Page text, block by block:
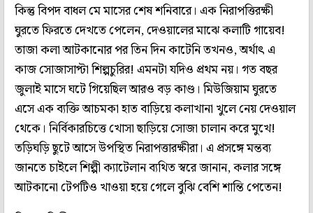
কিন্তু বিপদ বাধল মে মাসের শেষ শনিবারে। এক নিরাপত্তিরক্ষী
ঘুরতে ফিরতে দেখতে পেলেন, দেওয়ালের মাঝে কলাটি গায়েব!
তাজা কলা আটকানোর পর তিন দিন কাটেনি তখনও, অর্থাৎ এ
কাজ সোজাসাপ্টা শিল্পচুরির! এমনটা যদিও প্রথম নয়। গত বছর
জুলাই মাসে ঘটে গিয়েছিল আরও বড় কাণ্ড। মিউজিয়াম ঘুরতে
এসে এক ব্যক্তি আচমকা হাত বাড়িয়ে কলাখানা খুলে নেয় দেওয়াল
থেকে। নির্বিকারচিত্তে খোসা ছাড়িয়ে সোজা চালান করে মুখে!
তড়িঘড়ি ছুটে আসে উপস্থিত নিরাপত্তারক্ষীরা। এ প্রসঙ্গে মন্তব্য
জানতে চাইলে শিল্পী ক্যাটেলান ব্যথিত স্বরে জানান, কলার সঙ্গে
আটকানো টেপটিও খাওয়া হয়ে গেলে বুঝি বেশি শান্তি পেতেন!